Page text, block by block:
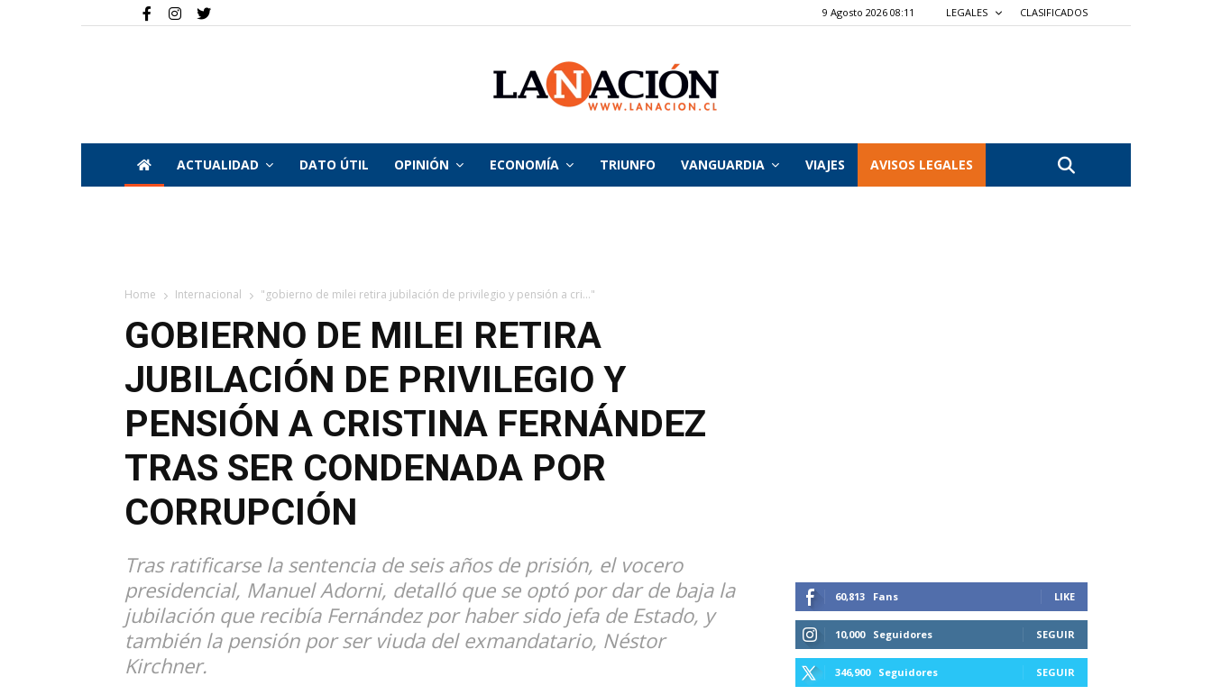
9 Agosto 2026 08:11 LEGALES CLASIFICADOS
La
ACTUALIDAD DATO ÚTIL OPINIÓN ECONOMÍA TRIUNFO VANGUARDIA VIAJES AVISOS LEGALES
Home Internacional "gobierno de milei retira jubilación de privilegio y pensión a cri..."
GOBIERNO DE MILEI RETIRA
JUBILACIÓN DE PRIVILEGIO Y
PENSIÓN A CRISTINA FERNÁNDEZ
TRAS SER CONDENADA POR
CORRUPCIÓN
Tras ratificarse la sentencia de seis años de prisión, el vocero
presidencial, Manuel Adorni, detalló que se optó por dar de baja la
jubilación que recibía Fernández por haber sido jefa de Estado, y
también la pensión por ser viuda del exmandatario, Néstor
Kirchner.
60,813 Fans LIKE
10,000 Seguidores SEGUIR
346,900 Seguidores SEGUIR